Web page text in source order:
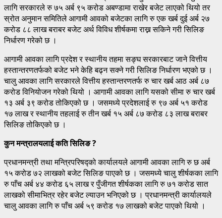
लागि सरकारले रु ७५ अर्ब ९५ करोड अबण्डामा राखेर बजेट लाएको थियो तर
स्रोत अनुमान समितिले आगामी आवको बजेटका लागि रु एक खर्ब दुई अर्ब २७
करोड ८८ लाख बराबर बजेट अर्थ विविध शीर्षकमा राख्न सकिने गरी सिलिङ
निर्धारण गरेको छ ।
आगामी आवका लागि प्रदेश र स्थानीय तहमा सङ्घ सरकारबाट जाने वित्तीय
हस्तान्तरणतर्फको बजेट भने केहि बढ्न सक्ने गरी सिलिङ निर्धारण भएको छ ।
चालु आवका लागि सरकारले वित्तीय हस्तान्तरणतर्फ रु चार खर्ब आठ अर्ब ८७
करोड विनियोजन गरेको थियो । आगामी आवका लागि यसको सीमा रु चार खर्ब
१३ अर्ब ३९ करोड तोकिएको छ । जसमध्ये प्रदेशलाई रु ९७ अर्ब ५१ करोड
१७ लाख र स्थानीय तहलाई रु तीन खर्ब १५ अर्ब ८७ करोड ८३ लाख बराबर
सिलिङ तोकिएको छ ।
कुन मन्त्रालयलाई कति सिलिङ ?
प्रधानमन्त्री तथा मन्त्रिपरिषद्को कार्यालयले आगामी आवका लागि रु छ अर्ब
१५ करोड ७२ लाखको बजेट सिलिङ पाएको छ । जसमध्ये चालु शीर्षकका लागि
रु पाँच अर्ब ४४ करोड ६५ लाख र पुँजीगत शीर्षकका लागि रु ७१ करोड सात
लाखको सीमाभित्र रहेर बजेट ल्याउन भनिएको छ । प्रधानमन्त्री कार्यालयले
चालु आवका लागि रु पाँच अर्ब ५९ करोड १७ लाखको बजेट पाएको थियो ।